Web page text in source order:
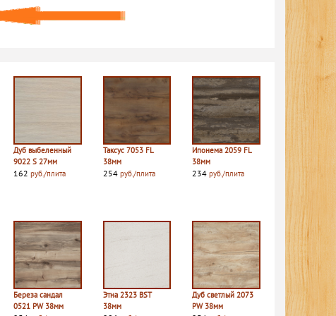
Дуб выбеленный
9022 S 27мм
162 руб./плита
Таксус 7053 FL
38мм
254 руб./плита
Ипонема 2059 FL
38мм
234руб./плита
Береза сандал
0521 PW 38мм
Этна 2323 BST
38мм
Дуб светлый 2073
PW 38мм